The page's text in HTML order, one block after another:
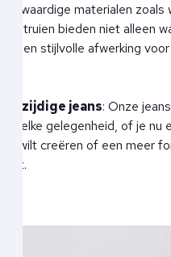
hoogwaardige materialen
onze truien bieden niet alleen
ook een stijlvolle afwerking
Veelzijdige jeans: Onze
voor elke gelegenheid, of je nu
look wilt creëren of een meer
zoekt.